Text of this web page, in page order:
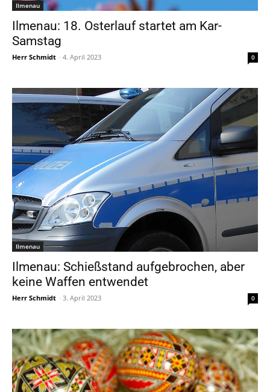
Ilmenau
Ilmenau: 18. Osterlauf startet am Kar-
Samstag
Herr Schmidt - 4. April 2023 0
Ilmenau
Ilmenau: Schießstand aufgebrochen, aber
keine Waffen entwendet
Herr Schmidt - 3. April 2023 0